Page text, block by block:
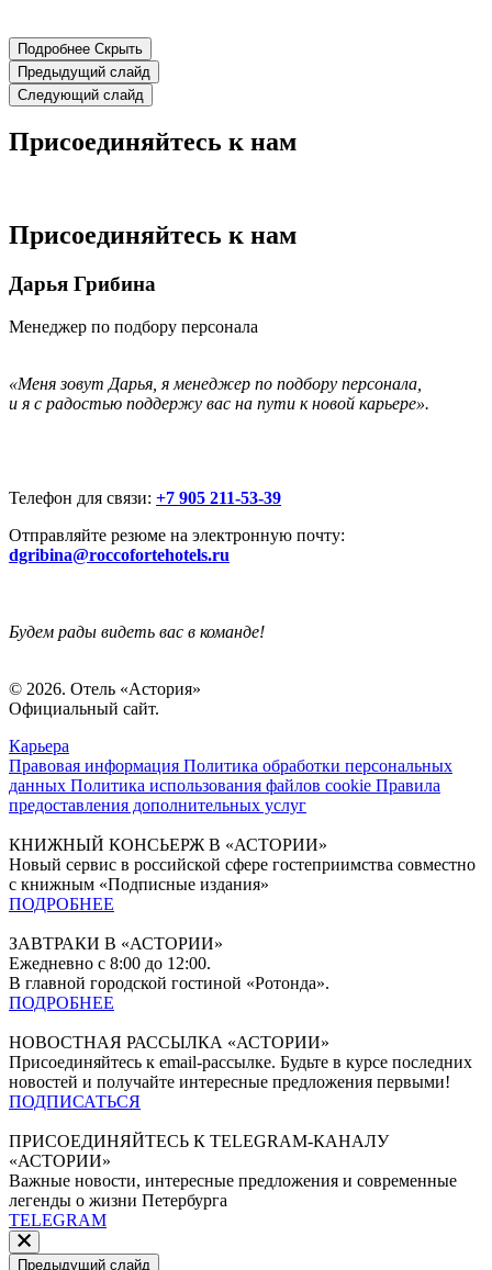
Подробнее Скрыть
Предыдущий слайд
Следующий слайд
Присоединяйтесь к нам
Присоединяйтесь к нам
Дарья Грибина
Менеджер по подбору персонала
«Меня зовут Дарья, я менеджер по подбору персонала,
и я с радостью поддержу вас на пути к новой карьере».
Телефон для связи: +7 905 211-53-39
Отправляйте резюме на электронную почту:
dgribina@roccofortehotels.ru
Будем рады видеть вас в команде!
© 2026. Отель «Астория»
Официальный сайт.
Карьера
Правовая информация Политика обработки персональных
данных Политика использования файлов cookie Правила
предоставления дополнительных услуг
КНИЖНЫЙ КОНСЬЕРЖ В «АСТОРИИ»
Новый сервис в российской сфере гостеприимства совместно
с книжным «Подписные издания»
ПОДРОБНЕЕ
ЗАВТРАКИ В «АСТОРИИ»
Ежедневно с 8:00 до 12:00.
В главной городской гостиной «Ротонда».
ПОДРОБНЕЕ
НОВОСТНАЯ РАССЫЛКА «АСТОРИИ»
Присоединяйтесь к email-рассылке. Будьте в курсе последних
новостей и получайте интересные предложения первыми!
ПОДПИСАТЬСЯ
ПРИСОЕДИНЯЙТЕСЬ К TELEGRAM-КАНАЛУ
«АСТОРИИ»
Важные новости, интересные предложения и современные
легенды о жизни Петербурга
TELEGRAM
Предыдущий слайд